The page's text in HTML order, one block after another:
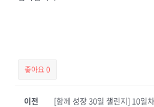
좋아요0
이전 [함께 성장 30일 챌린지] 10일